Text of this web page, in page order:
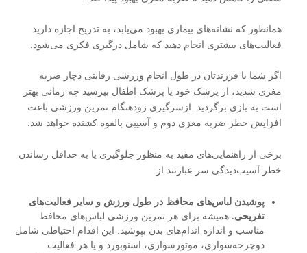
همانطور که نشانه‌های بیماری بهبود می‌یابد، به تدریج اجازه دارید
فعالیت‌های بیشتری انجام دهید که شامل درگیری فکری می‌شود.
اگر شما یا فرزندتان در طول انجام ورزشی رقابتی دچار ضربه
مغزی شدید، از پزشک خود یا پزشک اطفال بپرسید چه زمانی بهتر
است به بازی برگردید. ازسرگیری زودهنگام تمرین ورزشی باعث
افزایش خطر ضربه مغزی دوم و آسیبی بالقوه کشنده خواهد شد.
برخی از راهنمایی‌های مفید به منظور جلوگیری یا به حداقل رساندن
خطر آسیب‌دیدگی سر عبارتند از:
پوشیدن لباس‌های محافظ در طول ورزش و سایر فعالیت‌های
تفریحی.همیشه برای هر تمرین ورزشی لباس‌های محافظ
مناسب و اندازه اندام‌های بدن بپوشید. این اقدام احتیاطی شامل
دوچرخه‌سواری، موتورسواری، اسنوبورد و یا هر فعالیت